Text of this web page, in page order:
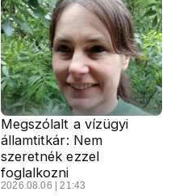
Megszólalt a vízügyi
államtitkár: Nem
szeretnék ezzel
foglalkozni
2026.08.06 | 21:43